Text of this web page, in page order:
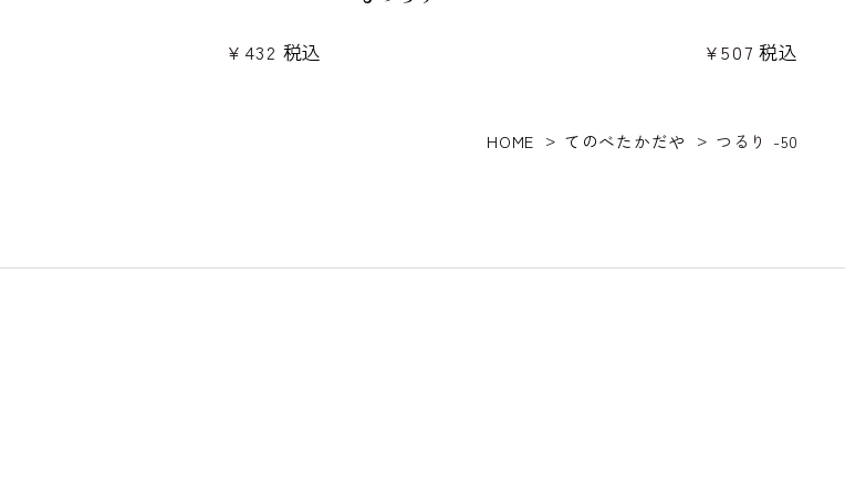
¥ 432 税込 ¥507 税込
HOME てのべたかだや つるり -50